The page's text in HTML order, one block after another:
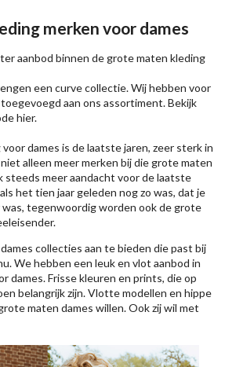
merken voor dames
aanbod binnen de grote maten kleding
een curve collectie. Wij hebben voor
aan ons assortiment. Bekijk
hier.
dames is de laatste jaren, zeer sterk in
alleen meer merken bij die grote maten
steeds meer aandacht voor de laatste
het tien jaar geleden nog zo was, dat je
tegenwoordig worden ook de grote
collecties aan te bieden die past bij
We hebben een leuk en vlot aanbod in
dames. Frisse kleuren en prints, die op
belangrijk zijn. Vlotte modellen en hippe
maten dames willen. Ook zij wil met